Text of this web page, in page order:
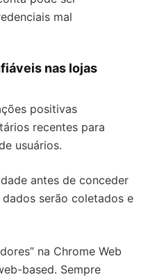
mal
nas lojas
positivas
recentes para
usuários.
antes de conceder
serão coletados e
na Chrome Web
based. Sempre